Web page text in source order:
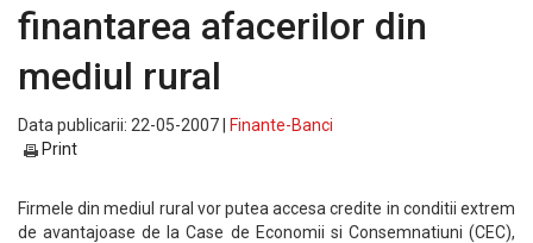
finantarea afacerilor din
mediul rural
Data publicarii: 22-05-2007 |
Finante-Banci
Print
Firmele din mediul rural vor putea accesa credite in conditii extrem
de avantajoase de la Case de Economii si Consemnatiuni (CEC),